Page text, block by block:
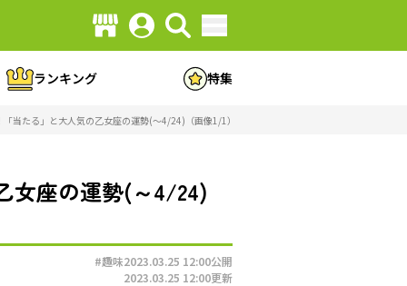
ランキング 特集
当たる」と大人気の乙女座の運勢(～4/24)（画像1/1）
女座の運勢(～4/24)
#趣味2023.03.25 12:00公開
2023.03.25 12:00更新